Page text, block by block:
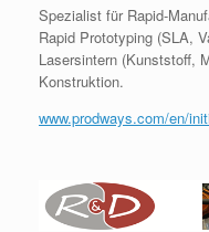
Spezialist für Rapid-
Rapid Prototyping (SLA,
Lasersintern (Kunststoff,
Konstruktion.
www.prodways.com/en/